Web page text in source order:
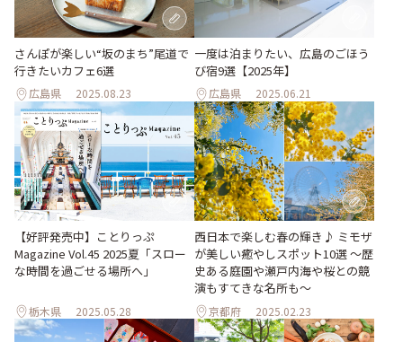
さんぽが楽しい“坂のまち”尾道で
行きたいカフェ6選
広島県 2025.08.23
一度は泊まりたい、広島のごほう
び宿9選【2025年】
広島県 2025.06.21
【好評発売中】ことりっぷ
Magazine Vol.45 2025夏「スロー
な時間を過ごせる場所へ」
栃木県 2025.05.28
西日本で楽しむ春の輝き♪ ミモザ
が美しい癒やしスポット10選 〜歴
史ある庭園や瀬戸内海や桜との競
演もすてきな名所も〜
京都府 2025.02.23